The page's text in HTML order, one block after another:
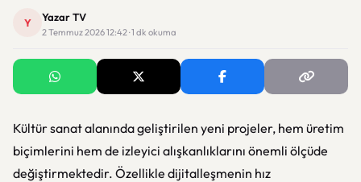
Y Yazar TV
2 Temmuz 2026 12:42 · 1 dk okuma
Kültür sanat alanında geliştirilen yeni projeler, hem üretim
biçimlerini hem de izleyici alışkanlıklarını önemli ölçüde
değiştirmektedir. Özellikle dijitalleşmenin hız